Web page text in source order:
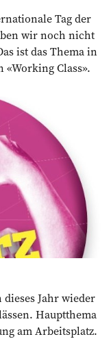
Tag der
wir noch nicht
ist das Thema in
«Working Class».
Jahr wieder
Hauptthema
am Arbeitsplatz.